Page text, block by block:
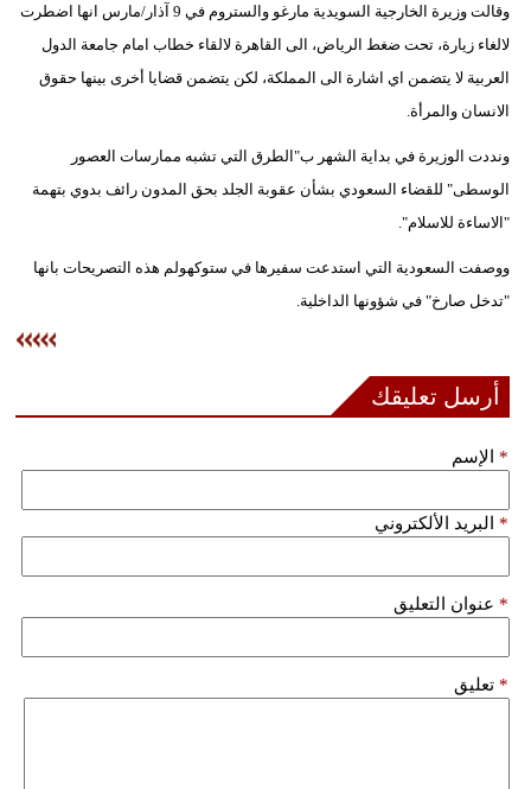
وقالت وزيرة الخارجية السويدية مارغو والستروم في 9 آذار/مارس انها اضطرت
لالغاء زيارة، تحت ضغط الرياض، الى القاهرة لالقاء خطاب امام جامعة الدول
العربية لا يتضمن اي اشارة الى المملكة، لكن يتضمن قضايا أخرى بينها حقوق
الانسان والمرأة.
ونددت الوزيرة في بداية الشهر ب"الطرق التي تشبه ممارسات العصور
الوسطى" للقضاء السعودي بشأن عقوبة الجلد بحق المدون رائف بدوي بتهمة
"الاساءة للاسلام".
ووصفت السعودية التي استدعت سفيرها في ستوكهولم هذه التصريحات بانها
"تدخل صارخ" في شؤونها الداخلية.
أرسل تعليقك
الإسم *
البريد الألكتروني *
عنوان التعليق *
تعليق *